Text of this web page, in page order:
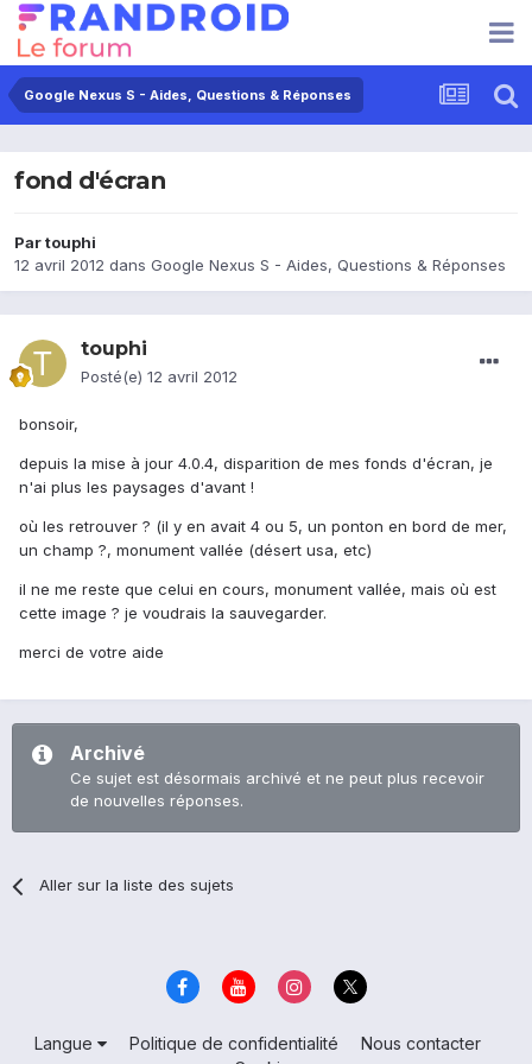
Google Nexus S - Aides, Questions & Réponses
fond d'écran
Partouphi
12 avril 2012 dans Google Nexus S - Aides, Questions & Réponses
touphi
Posté(e) 12 avril 2012
bonsoir,
depuis la mise à jour 4.0.4, disparition de mes fonds d'écran, je
n'ai plus les paysages d'avant !
où les retrouver ? (il y en avait 4 ou 5, un ponton en bord de mer,
un champ ?, monument vallée (désert usa, etc)
il ne me reste que celui en cours, monument vallée, mais où est
cette image ? je voudrais la sauvegarder.
merci de votre aide
Archivé
Ce sujet est désormais archivé et ne peut plus recevoir
de nouvelles réponses.
Aller sur la liste des sujets
Langue Politique de confidentialité
Nous contacter